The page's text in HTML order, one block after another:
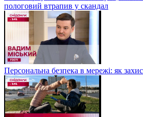
пологовий втрапив у скандал
Персональна безпека в мережі: як